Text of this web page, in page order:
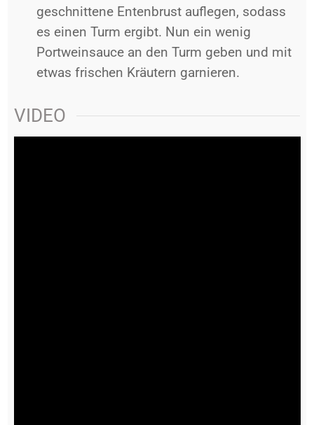
geschnittene Entenbrust auflegen, sodass
es einen Turm ergibt. Nun ein wenig
Portweinsauce an den Turm geben und mit
etwas frischen Kräutern garnieren.
VIDEO